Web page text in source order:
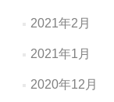
2021年2月
2021年1月
2020年12月